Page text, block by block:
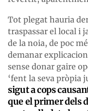
Tot plegat hauria
traspassar el local i
de la noia, de poc
demanar
sense donar gaire
‘fent la seva pròpia
sigut a cops
que el primer dels